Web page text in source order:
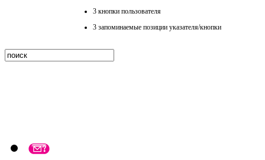
3 кнопки пользователя
3 запоминаемые позиции указателя/кнопки